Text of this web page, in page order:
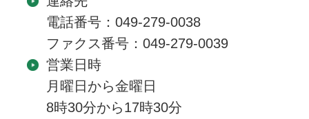
電話番号：049-279-0038
ファクス番号：049-279-0039
営業日時
月曜日から金曜日
8時30分から17時30分